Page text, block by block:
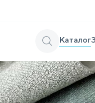
Каталог